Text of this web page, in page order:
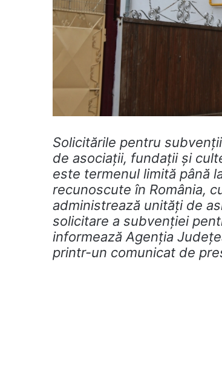
Solicitările pentru
de asociații, fundații și
este termenul limită până
recunoscute în România,
administrează unități de
solicitare a subvenției
informează Agenţia
printr-un comunicat de